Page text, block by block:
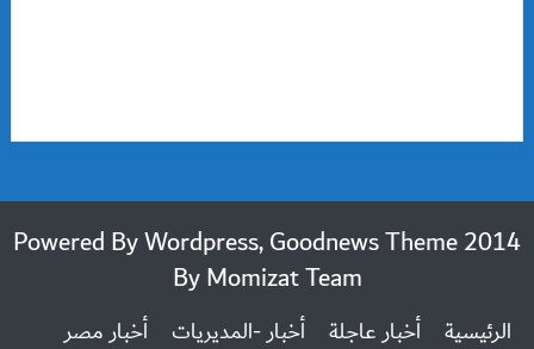
2014 Powered By Wordpress, Goodnews Theme
ByMomizat Team
الرئيسية أخبار عاجلة أخبار -المديريات
أخبار مصر